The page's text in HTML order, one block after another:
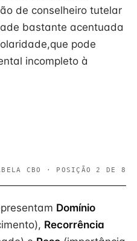
de conselheiro tutelar
bastante acentuada
pode
incompleto à
CBO · POSIÇÃO 2 DE 8
Domínio
Recorrência